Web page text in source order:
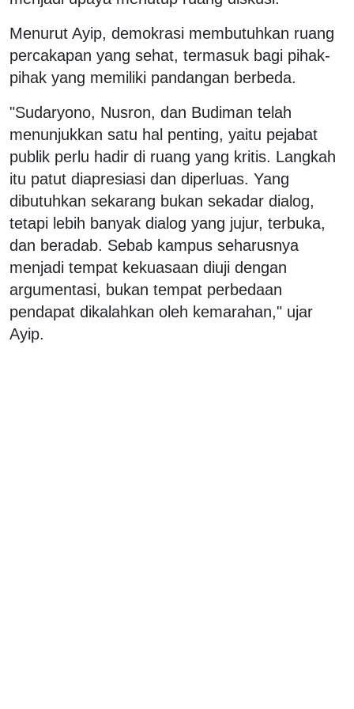
Menurut Ayip, demokrasi membutuhkan ruang
percakapan yang sehat, termasuk bagi pihak-
pihak yang memiliki pandangan berbeda.
"Sudaryono, Nusron, dan Budiman telah
menunjukkan satu hal penting, yaitu pejabat
publik perlu hadir di ruang yang kritis. Langkah
itu patut diapresiasi dan diperluas. Yang
dibutuhkan sekarang bukan sekadar dialog,
tetapi lebih banyak dialog yang jujur, terbuka,
dan beradab. Sebab kampus seharusnya
menjadi tempat kekuasaan diuji dengan
argumentasi, bukan tempat perbedaan
pendapat dikalahkan oleh kemarahan," ujar
Ayip.